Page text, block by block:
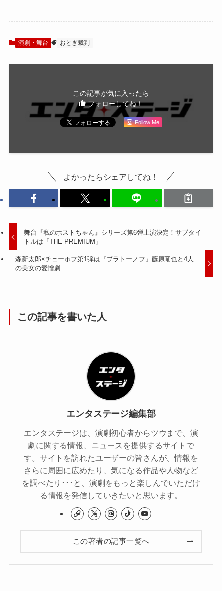
演劇・舞台 おとぎ裁判
この記事が気に入ったら
フォローしてね！
Follow Me
よかったらシェアしてね！
舞台『私のホストちゃん』シリーズ第6弾上演決定！サブタイ
トルは「THE PREMIUM」
森新太郎×チェーホフ第1弾は『プラトーノフ』藤原竜也と4人
の美女の愛憎劇
この記事を書いた人
エンタステージ編集部
エンタステージは、演劇初心者からツウまで、演
劇に関する情報、ニュースを提供するサイトで
す。サイトを訪れたユーザーの皆さんが、情報を
さらに周囲に広めたり、気になる作品や人物など
を調べたり･･･と、演劇をもっと楽しんでいただけ
る情報を発信していきたいと思います。
この著者の記事一覧へ